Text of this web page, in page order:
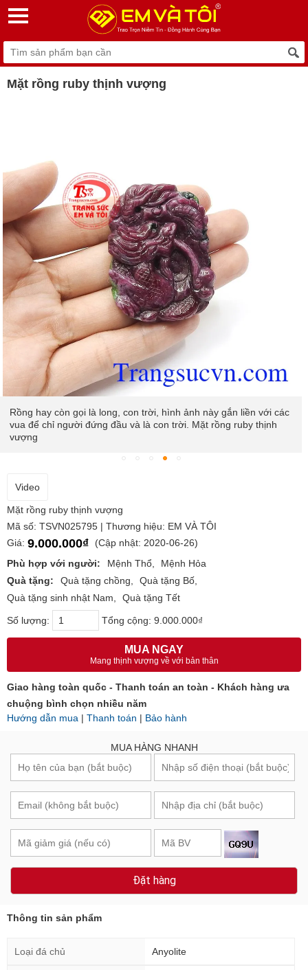
Mặt rồng ruby thịnh vượng
Rồng hay còn gọi là long, con trời, hình ảnh này gắn liền với các
vua để chỉ người đứng đầu và là con trời. Mặt rồng ruby thịnh
vượng
Video
Mặt rồng ruby thịnh vượng
Mã số: TSVN025795 | Thương hiệu: EM VÀ TÔI
Giá: 9.000.000₫
(Cập nhật: 2020-06-26)
Phù hợp với người:
Mệnh Thổ
Mệnh Hỏa
Quà tặng:
Quà tặng chồng
Quà tặng Bố
Quà tặng sinh nhật Nam
Quà tặng Tết
Số lượng: Tổng cộng: 9.000.000₫
MUA NGAY
Mang thịnh vượng về với bản thân
Giao hàng toàn quốc - Thanh toán an toàn - Khách hàng ưa
chuộng bình chọn nhiều năm
Hướng dẫn mua | Thanh toán | Bảo hành
MUA HÀNG NHANH
Đặt hàng
Thông tin sản phẩm
Loại đá chủ Anyolite